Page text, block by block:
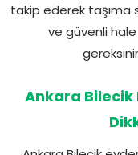
takip ederek taşıma
ve güvenli hale
Ankara Bilecik